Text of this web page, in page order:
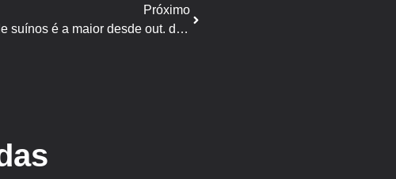
Próximo
Receita de exportação de suínos é a maior desde out. de 2021